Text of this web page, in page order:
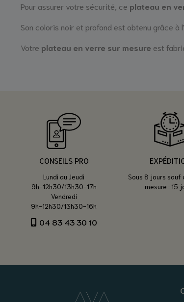
Pour assurer votre sécurité, ce plateau en
Son coloris noir et profond est obtenu grâce à
Votre plateau en verre sur mesure est
CONSEILS PRO
Lundi au Jeudi
9h-12h30/13h30-17h
Vendredi
9h-12h30/13h30-16h
04 83 43 30 10
Sous 8 jours sauf
mesure : 15